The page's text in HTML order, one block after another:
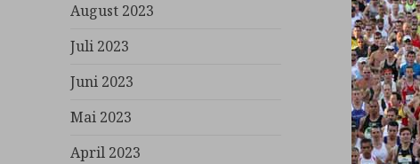
August 2023
Juli 2023
Juni 2023
Mai 2023
April 2023